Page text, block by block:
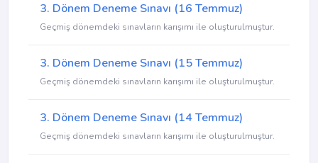
3. Dönem Deneme Sınavı (16 Temmuz)
Geçmiş dönemdeki sınavların karışımı ile oluşturulmuştur.
3. Dönem Deneme Sınavı (15 Temmuz)
Geçmiş dönemdeki sınavların karışımı ile oluşturulmuştur.
3. Dönem Deneme Sınavı (14 Temmuz)
Geçmiş dönemdeki sınavların karışımı ile oluşturulmuştur.